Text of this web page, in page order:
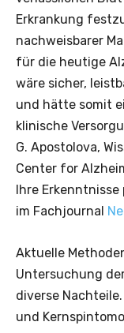
Erkrankung
nachweisbarer
für die heutige
wäre sicher,
und hätte somit
klinische
G. Apostolova,
Center for
Ihre
im Fachjournal
Aktuelle
Untersuchung
diverse
und